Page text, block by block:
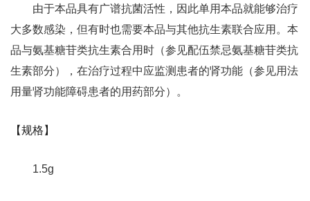
由于本品具有广谱抗菌活性，因此单用本品就能够治疗
大多数感染，但有时也需要本品与其他抗生素联合应用。本
品与氨基糖苷类抗生素合用时（参见配伍禁忌氨基糖苷类抗
生素部分），在治疗过程中应监测患者的肾功能（参见用法
用量肾功能障碍患者的用药部分）。
【规格】
1.5g